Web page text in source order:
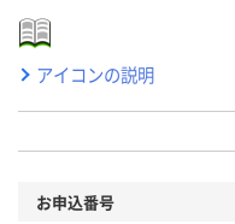
アイコンの説明
お申込番号